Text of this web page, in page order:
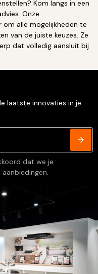
Kom langs in een
Onze
om alle mogelijkheden te
van de juiste keuzes. Ze
dat volledig aansluit bij
laatste innovaties in je
dat we je